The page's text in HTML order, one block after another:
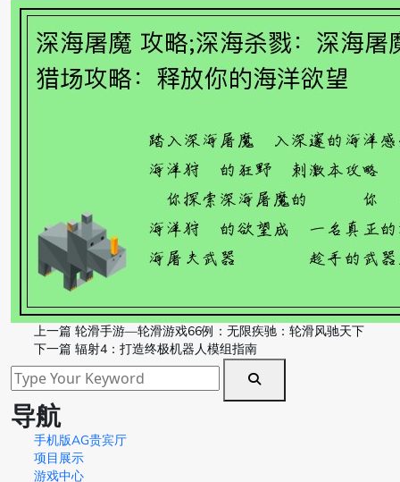
上一篇 轮滑手游—轮滑游戏66例：无限疾驰：轮滑风驰天下
下一篇 辐射4：打造终极机器人模组指南
导航
手机版AG贵宾厅
项目展示
游戏中心